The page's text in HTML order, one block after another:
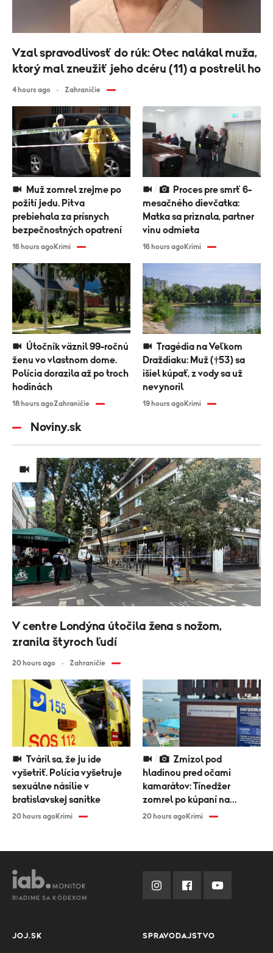
Vzal spravodlivosť do rúk: Otec nalákal muža,
ktorý mal zneužiť jeho dcéru (11) a postrelil ho
4 hours ago Zahraničie
požití jedu. Pitva
prebiehala za prísnych
bezpečnostných opatrení
16 hours agoKrimi
mesačného dievčatka:
Matka sa priznala, partner
vinu odmieta
16 hours agoKrimi
ženu vo vlastnom dome.
Polícia dorazila až po troch
hodinách
18 hours agoZahraničie
Draždiaku: Muž (†53) sa
išiel kúpať, z vody sa už
nevynoril
19 hours agoKrimi
Noviny.sk
vyšetriť. Polícia vyšetruje
sexuálne násilie v
bratislavskej sanitke
20 hours agoKrimi
hladinou pred očami
kamarátov: Tínedžer
zomrel po kúpaní na
Zemplínskej šírave
20 hours agoKrimi
V centre Londýna útočila žena s nožom,
zranila štyroch ľudí
20 hours ago Zahraničie
RIADIME SA KÓDEXOM
JOJ.SK SPRAVODAJSTVO